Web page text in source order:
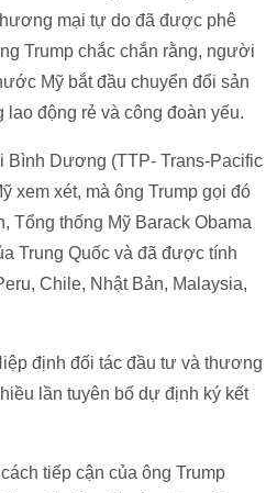
mại tự do đã được phê
Trump chắc chắn rằng, người
Mỹ bắt đầu chuyển đổi sản
động rẻ và công đoàn yếu.
Bình Dương (TTP- Trans-Pacific
xem xét, mà ông Trump gọi đó
Tổng thống Mỹ Barack Obama
Trung Quốc và đã được tính
Chile, Nhật Bản, Malaysia,
định đối tác đầu tư và thương
lần tuyên bố dự định ký kết
tiếp cận của ông Trump